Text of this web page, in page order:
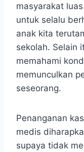
masyarakat
untuk selalu
anak kita
sekolah. Selain
memahami
memunculkan
seseorang.
Penanganan
medis
supaya tidak